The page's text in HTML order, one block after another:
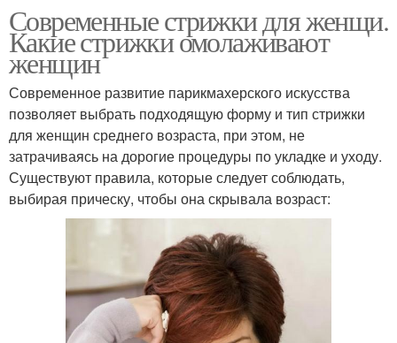
Современные стрижки для женщи.
Какие стрижки омолаживают
женщин
Современное развитие парикмахерского искусства
позволяет выбрать подходящую форму и тип стрижки
для женщин среднего возраста, при этом, не
затрачиваясь на дорогие процедуры по укладке и уходу.
Существуют правила, которые следует соблюдать,
выбирая прическу, чтобы она скрывала возраст: